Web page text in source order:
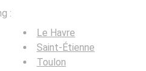
:
Le Havre
Saint-Étienne
Toulon